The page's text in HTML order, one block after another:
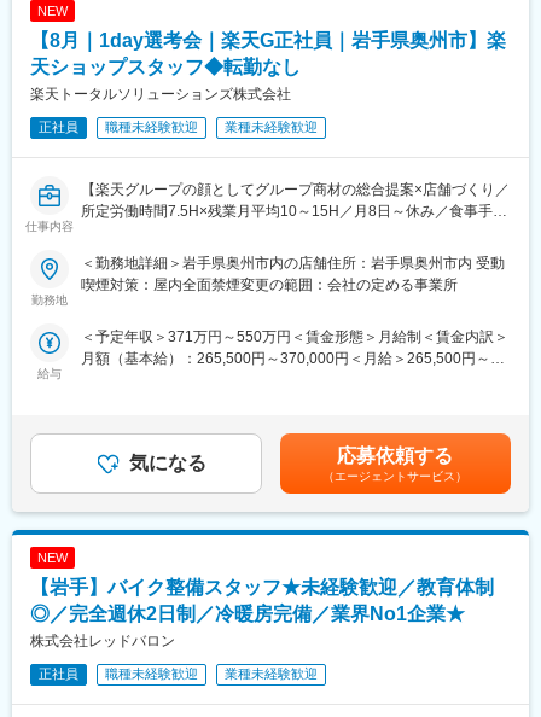
へステップアップが可能です。RSV経験後はマネジメントや本部
への異動の道もあり、長期的にキャリア形成ができます。まずは
入社後1年で店長昇格を目指していただきます。
■組織構成：
1店舗あたり店長1名、スタッフ5～15名で運営。チームワークを
重視し相談しやすい環境◎
変更の範囲：会社の定める業務
【開催日時】
8/6 (木) 17:00～20:00
8/13 (木) 17:00～20:00
8/18 (火) 17:00～20:00
8/20 (木) 17:00～20:00
※ご応募時、参加可能日時をお知らせください。
・新規契約・機種変更の受付および提案
・料金プラン、楽天ポイント活用、楽天カード、各種サービスの
・スマホの初期設定・データ移行サポート
・問い合わせ対応
・店舗会議・研修への参加
・キャンペーン企画など、集客に向けた取り組み
■キャリアパス：
へステップアップが可能です。RSV経験後はマネジメントや本部
への異動の道もあり、長期的にキャリア形成ができます。まずは
入社後1年で店長昇格を目指していただきます。
■組織構成：
1店舗あたり店長1名、スタッフ5～15名で運営。チームワークを
重視し相談しやすい環境◎
NEW
【8月｜1day選考会｜楽天G正社員｜岩手県奥州市】楽
天ショップスタッフ◆転勤なし
楽天トータルソリューションズ株式会社
正社員 職種未経験歓迎 業種未経験歓迎
仕事内容
【楽天グループの顔としてグループ商材の総合提案×店舗づくり／
所定労働時間7.5H×残業月平均10～15H／月8日～休み／食事手当
楽天モバイルショップに来店されるお客様へ、スマートフォン・
料金プラン・楽天カード・楽天市場・楽天ポイントなど、楽天経
活をより豊かにするトータルサポートを行うポジションです。
・未経験の方も歓迎！充実した研修制度あり
【選考会の概要】
・形式： Web開催（事前に企業セミナー動画をご視聴いただきま
す）
【開催日時】
8/6 (木) 17:00～20:00
8/13 (木) 17:00～20:00
8/18 (火) 17:00～20:00
8/20 (木) 17:00～20:00
勤務地
＜勤務地詳細＞岩手県奥州市内の店舗住所：岩手県奥州市内 受動
喫煙対策：屋内全面禁煙変更の範囲：会社の定める事業所
給与
＜予定年収＞371万円～550万円＜賃金形態＞月給制＜賃金内訳＞
月額（基本給）：265,500円～370,000円＜月給＞265,500円～
ます。月給(月額)は固定手当を含めた表記です。
気になる 応募依頼する
（エージェントサービス）
NEW
【岩手】バイク整備スタッフ★未経験歓迎／教育体制
◎／完全週休2日制／冷暖房完備／業界No1企業★
株式会社レッドバロン
正社員 職種未経験歓迎 業種未経験歓迎